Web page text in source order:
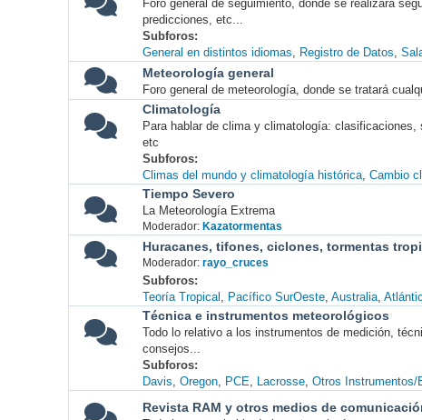
Foro general de seguimiento, donde se realizará
predicciones, etc...
Subforos
General en distintos idiomas
Registro de Datos
Meteorología general
Foro general de meteorología, donde se tratará
Climatología
Para hablar de clima y climatología:
etc
Subforos
Climas del mundo y climatología histórica Cambio
Tiempo Severo
La Meteorología Extrema
Moderador: Kazatormentas
Huracanes, tifones, ciclones, tormentas
Moderador: rayo_cruces
Subforos
Teoría Tropical
Pacífico SurOeste Australia
Técnica e instrumentos meteorológicos
Todo lo relativo a los instrumentos de medición,
consejos...
Subforos
Davis Oregon PCE Lacrosse Otros Instrumentos/
Revista RAM y otros medios de